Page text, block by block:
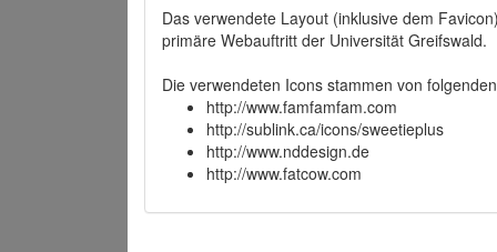
Das verwendete Layout (inklusive dem
primäre Webauftritt der Universität Greifswald.
Die verwendeten Icons stammen von
http://www.famfamfam.com
http://sublink.ca/icons/sweetieplus
http://www.nddesign.de
http://www.fatcow.com